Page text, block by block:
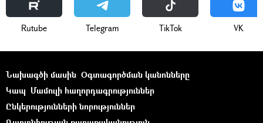
Rutube Telegram ТikТоk VK
Նախագծի մասին Օգտագործման կանոնները
Կապ Մամուլի հաղորդագրություններ
Ընկերությունների նորություններ